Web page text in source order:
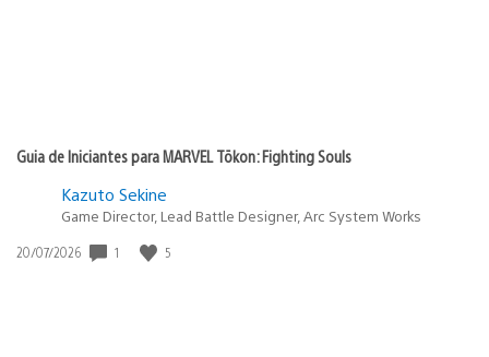
Guia de Iniciantes para MARVEL Tōkon: Fighting Souls
Kazuto Sekine
Game Director, Lead Battle Designer, Arc System Works
Data
20/07/2026 1 5